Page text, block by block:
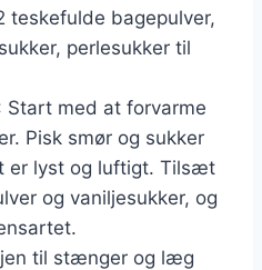
teskefulde bagepulver,
perlesukker til
Start med at forvarme
Pisk smør og sukker
er lyst og luftigt. Tilsæt
og vaniljesukker, og
til stænger og læg